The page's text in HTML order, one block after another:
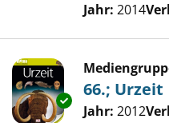
Jahr: 2014
Exemplar-Details
66.; Urzeit
Suche nach
Jahr: 2012